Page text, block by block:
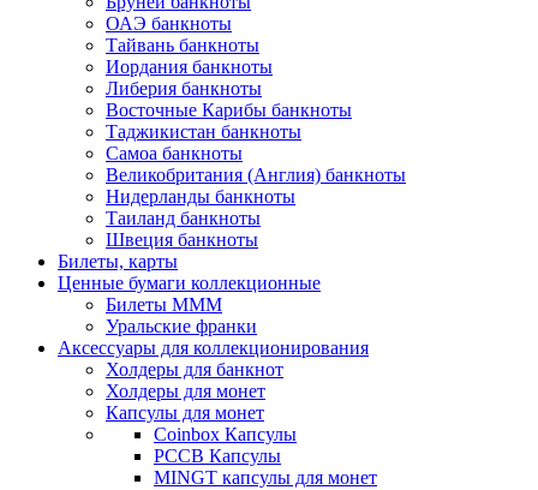
ОАЭ банкноты
Тайвань банкноты
Иордания банкноты
Либерия банкноты
Восточные Карибы банкноты
Таджикистан банкноты
Самоа банкноты
Великобритания (Англия) банкноты
Нидерланды банкноты
Таиланд банкноты
Швеция банкноты
Билеты, карты
Ценные бумаги коллекционные
Билеты МММ
Уральские франки
Аксессуары для коллекционирования
Холдеры для банкнот
Холдеры для монет
Капсулы для монет
Coinbox Капсулы
РССВ Капсулы
MINGT капсулы для монет